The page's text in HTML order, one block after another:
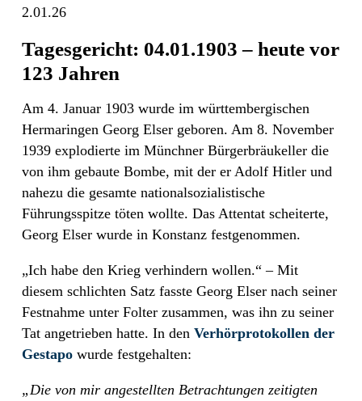
2.01.26
Tagesgericht: 04.01.1903 – heute vor
123 Jahren
Am 4. Januar 1903 wurde im württembergischen
Hermaringen Georg Elser geboren. Am 8. November
1939 explodierte im Münchner Bürgerbräukeller die
von ihm gebaute Bombe, mit der er Adolf Hitler und
nahezu die gesamte nationalsozialistische
Führungsspitze töten wollte. Das Attentat scheiterte,
Georg Elser wurde in Konstanz festgenommen.
„Ich habe den Krieg verhindern wollen.“ – Mit
diesem schlichten Satz fasste Georg Elser nach seiner
Festnahme unter Folter zusammen, was ihn zu seiner
Tat angetrieben hatte. In den Verhörprotokollen der
Gestapo wurde festgehalten:
„Die von mir angestellten Betrachtungen zeitigten